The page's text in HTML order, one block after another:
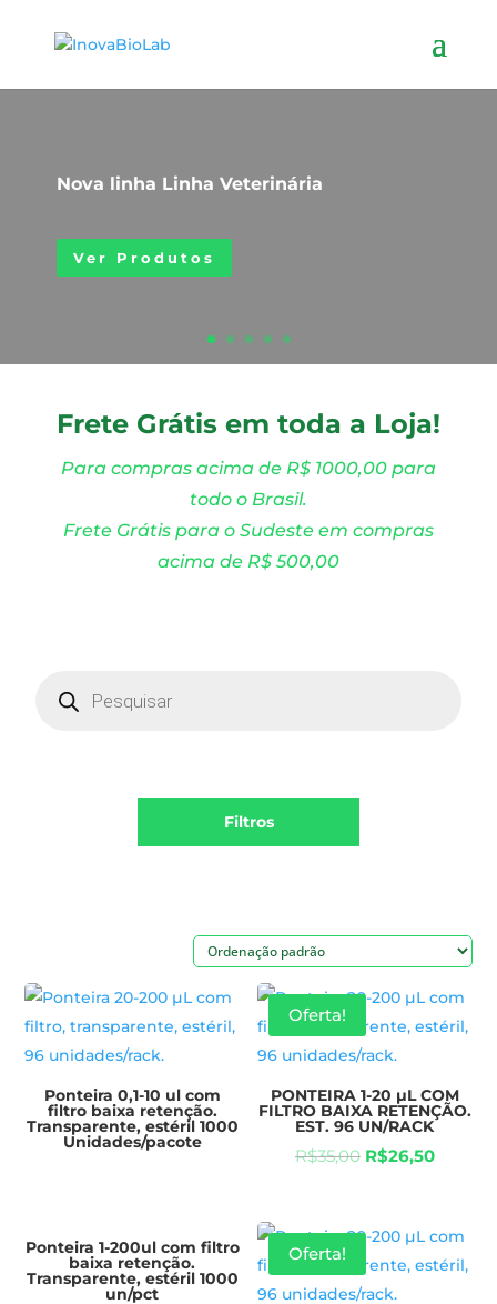
Nova linha Linha Veterinária
Ver Produtos
Frete Grátis em toda a Loja!
Para compras acima de R$ 1000,00 para
todo o Brasil.
Frete Grátis para o Sudeste em compras
acima de R$ 500,00
search
Filtros
Ponteira 0,1-10 ul com
filtro baixa retenção.
Transparente, estéril 1000
Unidades/pacote
Oferta!
PONTEIRA 1-20 µL COM
FILTRO BAIXA RETENÇÃO.
EST. 96 UN/RACK
R$35,00 R$26,50
Ponteira 1-200ul com filtro
baixa retenção.
Transparente, estéril 1000
un/pct
Oferta!